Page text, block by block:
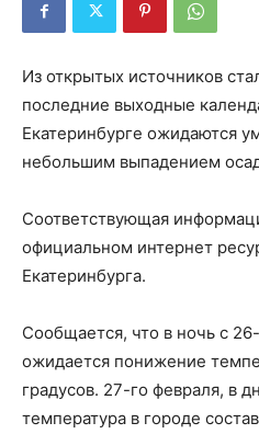
Из открытых источников
последние выходные
Екатеринбурге ожидаются
небольшим выпадением
Соответствующая
официальном интернет
Екатеринбурга.
Сообщается, что в ночь с
ожидается понижение
градусов. 27-го февраля, в
температура в городе